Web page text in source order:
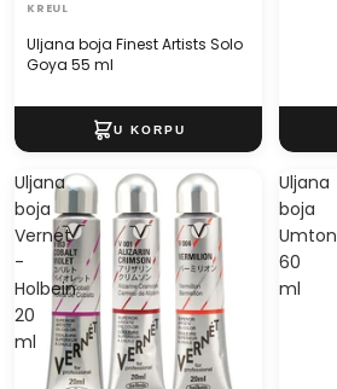
Uljana boja Finest Artists Solo
Goya 55 ml
KREUL
Uljana
boja
Vernet
-
Holbein
20
ml
Uljana
boja
Umton
60
ml